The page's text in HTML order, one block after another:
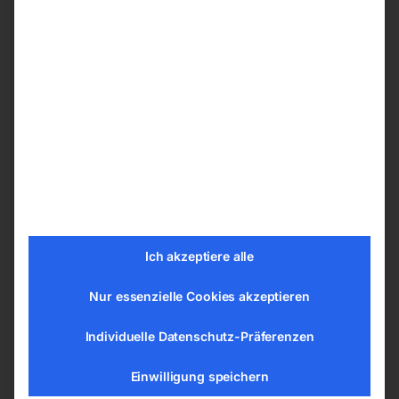
durch vier Steckbolzen
Tischhöhe min. 400 mm
Ich akzeptiere alle
Nur essenzielle Cookies akzeptieren
Individuelle Datenschutz-Präferenzen
Einwilligung speichern